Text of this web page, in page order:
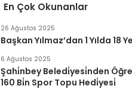
En Çok Okunanlar
26 Ağustos 2025
Başkan Yılmaz’dan 1 Yılda 18
6 Ağustos 2025
Şahi̇nbey Beledi̇yesi̇nden
160 Bi̇n Spor Topu Hedi̇yesi̇